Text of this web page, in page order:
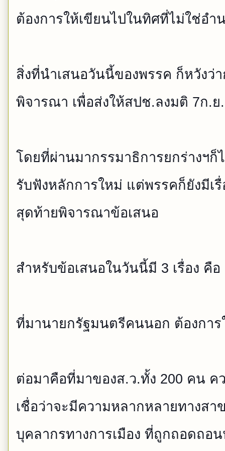
ต้องการให้เขียนไปในทิศทไม่ใช่อำ
สิ่งที่นำเสนอวันนี้ของพรรค ก็หวังว่
พิจารณา เพื่อส่งให้สปช.ลงมติ 7ก.
โดยที่ผ่านมากรรมาธิการยกร่างฯก็
รับฟังหลักการใหม่ แต่พรรคก็ยังมีเรื่
สุดท้ายพิจารณาข้อเสนอ
สำหรับข้อเสนอในวันนี้มี 3 เรื่อง คือ
ที่มานายกรัฐมนตรีคนนอก ต้องกา
ต่อมาคือที่มาของส.ว.ทั้ง 200 คน ค
เชื่อว่าจะมีความหลากหลายทางสา
บุคลากรทางการเมือง ที่ถูกถอดถอ